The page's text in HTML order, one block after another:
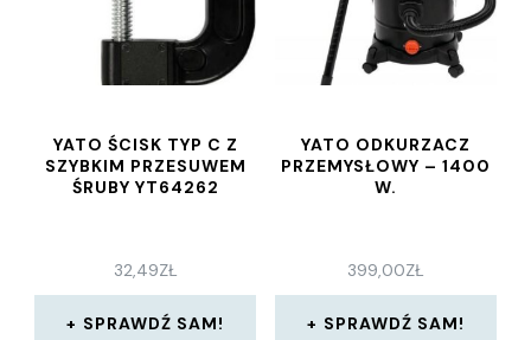
YATO ŚCISK TYP C Z
SZYBKIM PRZESUWEM
ŚRUBY YT64262
32,49ZŁ
SPRAWDŹ SAM!
YATO ODKURZACZ
PRZEMYSŁOWY – 1400
W.
399,00ZŁ
SPRAWDŹ SAM!